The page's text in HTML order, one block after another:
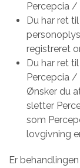
Percepcia /
Du har ret
registreret
Du har ret
Percepcia /
Ønsker du
sletter
som
lovgivning
Er